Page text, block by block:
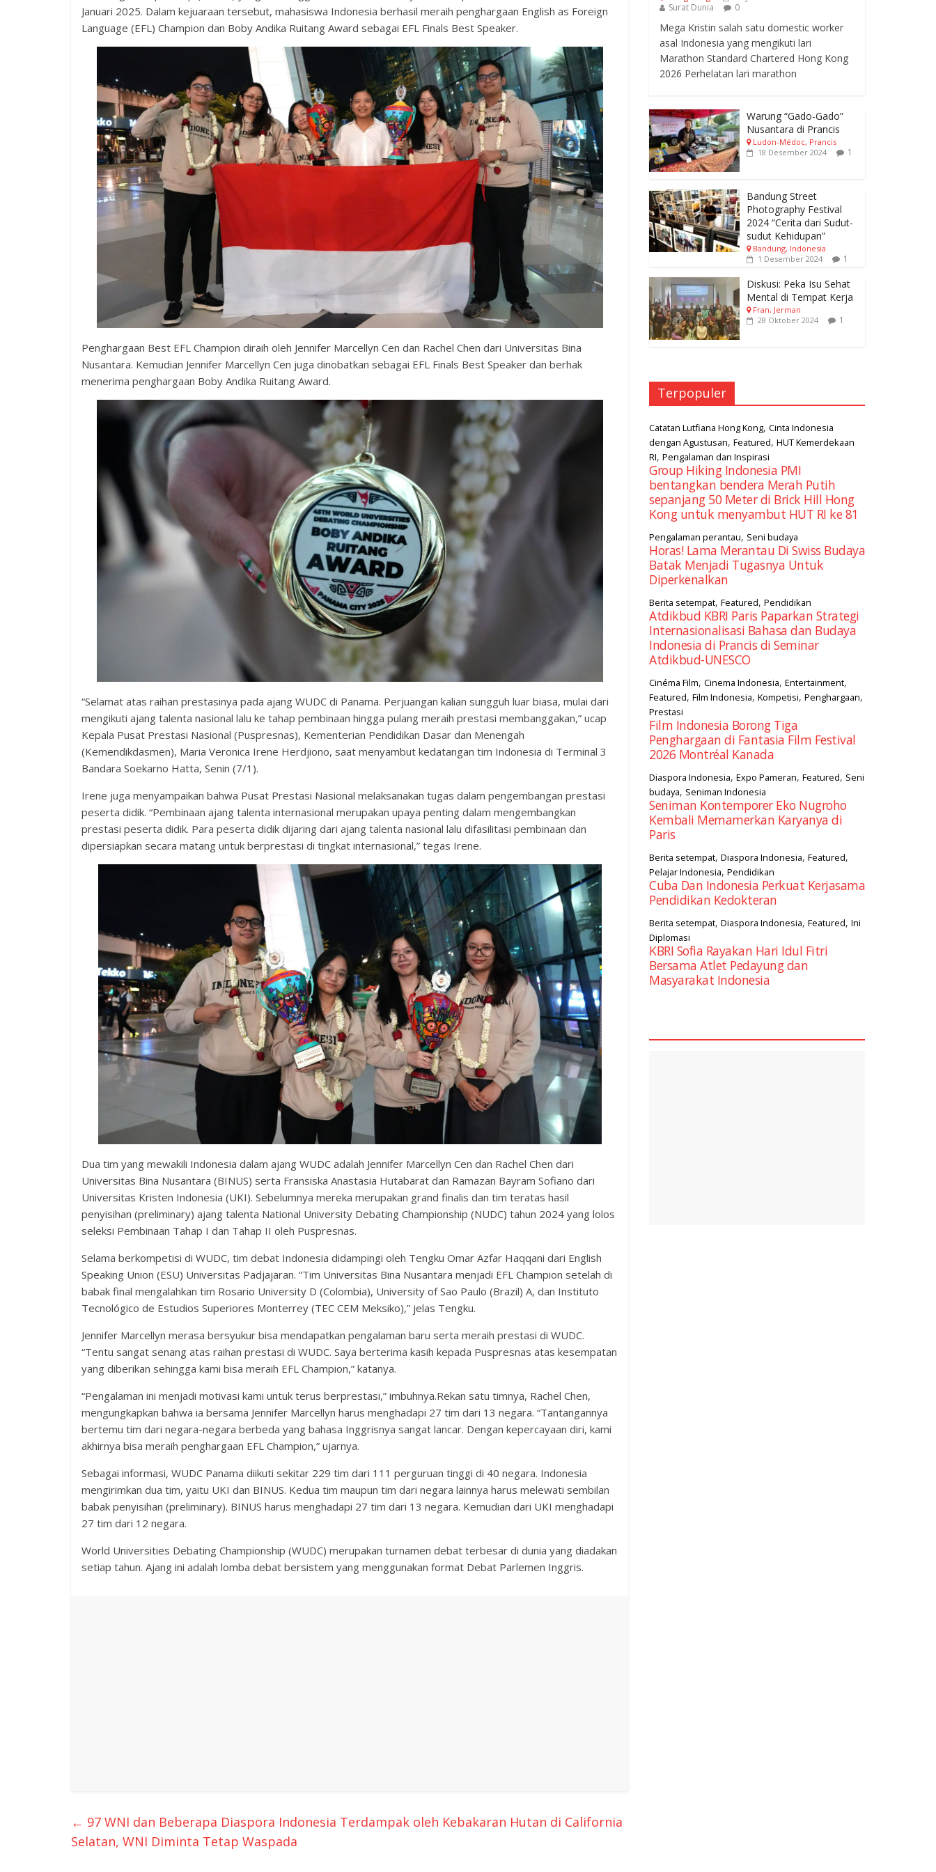
Januari 2025. Dalam kejuaraan tersebut, mahasiswa Indonesia berhasil meraih penghargaan English as Foreign
Language (EFL) Champion dan Boby Andika Ruitang Award sebagai EFL Finals Best Speaker.
Penghargaan Best EFL Champion diraih oleh Jennifer Marcellyn Cen dan Rachel Chen dari Universitas Bina
Nusantara. Kemudian Jennifer Marcellyn Cen juga dinobatkan sebagai EFL Finals Best Speaker dan berhak
menerima penghargaan Boby Andika Ruitang Award.
“Selamat atas raihan prestasinya pada ajang WUDC di Panama. Perjuangan kalian sungguh luar biasa, mulai dari
mengikuti ajang talenta nasional lalu ke tahap pembinaan hingga pulang meraih prestasi membanggakan,” ucap
Kepala Pusat Prestasi Nasional (Puspresnas), Kementerian Pendidikan Dasar dan Menengah
(Kemendikdasmen), Maria Veronica Irene Herdjiono, saat menyambut kedatangan tim Indonesia di Terminal 3
Bandara Soekarno Hatta, Senin (7/1).
Irene juga menyampaikan bahwa Pusat Prestasi Nasional melaksanakan tugas dalam pengembangan prestasi
peserta didik. “Pembinaan ajang talenta internasional merupakan upaya penting dalam mengembangkan
prestasi peserta didik. Para peserta didik dijaring dari ajang talenta nasional lalu difasilitasi pembinaan dan
dipersiapkan secara matang untuk berprestasi di tingkat internasional,” tegas Irene.
Dua tim yang mewakili Indonesia dalam ajang WUDC adalah Jennifer Marcellyn Cen dan Rachel Chen dari
Universitas Bina Nusantara (BINUS) serta Fransiska Anastasia Hutabarat dan Ramazan Bayram Sofiano dari
Universitas Kristen Indonesia (UKI). Sebelumnya mereka merupakan grand finalis dan tim teratas hasil
penyisihan (preliminary) ajang talenta National University Debating Championship (NUDC) tahun 2024 yang lolos
seleksi Pembinaan Tahap I dan Tahap II oleh Puspresnas.
Selama berkompetisi di WUDC, tim debat Indonesia didampingi oleh Tengku Omar Azfar Haqqani dari English
Speaking Union (ESU) Universitas Padjajaran. “Tim Universitas Bina Nusantara menjadi EFL Champion setelah di
babak final mengalahkan tim Rosario University D (Colombia), University of Sao Paulo (Brazil) A, dan Instituto
Tecnológico de Estudios Superiores Monterrey (TEC CEM Meksiko),” jelas Tengku.
Jennifer Marcellyn merasa bersyukur bisa mendapatkan pengalaman baru serta meraih prestasi di WUDC.
“Tentu sangat senang atas raihan prestasi di WUDC. Saya berterima kasih kepada Puspresnas atas kesempatan
yang diberikan sehingga kami bisa meraih EFL Champion,” katanya.
“Pengalaman ini menjadi motivasi kami untuk terus berprestasi,” imbuhnya.Rekan satu timnya, Rachel Chen,
mengungkapkan bahwa ia bersama Jennifer Marcellyn harus menghadapi 27 tim dari 13 negara. “Tantangannya
bertemu tim dari negara-negara berbeda yang bahasa Inggrisnya sangat lancar. Dengan kepercayaan diri, kami
akhirnya bisa meraih penghargaan EFL Champion,” ujarnya.
Sebagai informasi, WUDC Panama diikuti sekitar 229 tim dari 111 perguruan tinggi di 40 negara. Indonesia
mengirimkan dua tim, yaitu UKI dan BINUS. Kedua tim maupun tim dari negara lainnya harus melewati sembilan
babak penyisihan (preliminary). BINUS harus menghadapi 27 tim dari 13 negara. Kemudian dari UKI menghadapi
27 tim dari 12 negara.
World Universities Debating Championship (WUDC) merupakan turnamen debat terbesar di dunia yang diadakan
setiap tahun. Ajang ini adalah lomba debat bersistem yang menggunakan format Debat Parlemen Inggris.
← 97 WNI dan Beberapa Diaspora Indonesia Terdampak oleh Kebakaran Hutan di California
Selatan, WNI Diminta Tetap Waspada
Surat Dunia
0
Mega Kristin salah satu domestic worker
asal Indonesia yang mengikuti lari
Marathon Standard Chartered Hong Kong
2026 Perhelatan lari marathon
Warung “Gado-Gado”
Nusantara di Prancis
Ludon-Médoc, Prancis
18 Desember 2024
1
Bandung Street
Photography Festival
2024 “Cerita dari Sudut-
sudut Kehidupan”
Bandung, Indonesia
1 Desember 2024
1
Diskusi: Peka Isu Sehat
Mental di Tempat Kerja
Fran, Jerman
28 Oktober 2024
1
Terpopuler
Catatan Lutfiana Hong Kong, Cinta Indonesia
dengan Agustusan, Featured, HUT Kemerdekaan
RI, Pengalaman dan Inspirasi
Group Hiking Indonesia PMI
bentangkan bendera Merah Putih
sepanjang 50 Meter di Brick Hill Hong
Kong untuk menyambut HUT RI ke 81
Pengalaman perantau, Seni budaya
Horas! Lama Merantau Di Swiss Budaya
Batak Menjadi Tugasnya Untuk
Diperkenalkan
Berita setempat, Featured, Pendidikan
Atdikbud KBRI Paris Paparkan Strategi
Internasionalisasi Bahasa dan Budaya
Indonesia di Prancis di Seminar
Atdikbud-UNESCO
Cinéma Film, Cinema Indonesia, Entertainment,
Featured, Film Indonesia, Kompetisi, Penghargaan,
Prestasi
Film Indonesia Borong Tiga
Penghargaan di Fantasia Film Festival
2026 Montréal Kanada
Diaspora Indonesia, Expo Pameran, Featured, Seni
budaya, Seniman Indonesia
Seniman Kontemporer Eko Nugroho
Kembali Memamerkan Karyanya di
Paris
Berita setempat, Diaspora Indonesia, Featured,
Pelajar Indonesia, Pendidikan
Cuba Dan Indonesia Perkuat Kerjasama
Pendidikan Kedokteran
Berita setempat, Diaspora Indonesia, Featured, Ini
Diplomasi
KBRI Sofia Rayakan Hari Idul Fitri
Bersama Atlet Pedayung dan
Masyarakat Indonesia